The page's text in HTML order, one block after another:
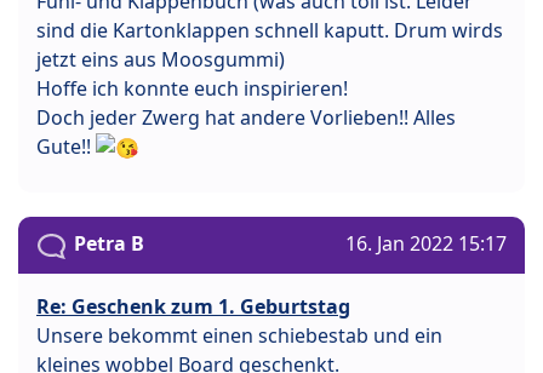
sind die Kartonklappen schnell kaputt. Drum wirds
jetzt eins aus Moosgummi)
Hoffe ich konnte euch inspirieren!
Doch jeder Zwerg hat andere Vorlieben!! Alles
Gute!!
Petra B 16. Jan 2022 15:17
Re: Geschenk zum 1. Geburtstag
Unsere bekommt einen schiebestab und ein
kleines wobbel Board geschenkt.